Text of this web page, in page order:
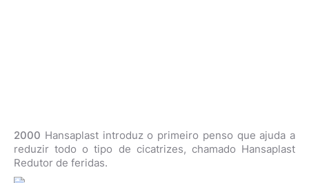
2000 Hansaplast introduz o primeiro penso que ajuda a
reduzir todo o tipo de cicatrizes, chamado Hansaplast
Redutor de feridas.